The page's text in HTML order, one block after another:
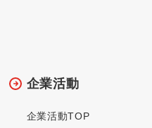
企業活動
企業活動TOP